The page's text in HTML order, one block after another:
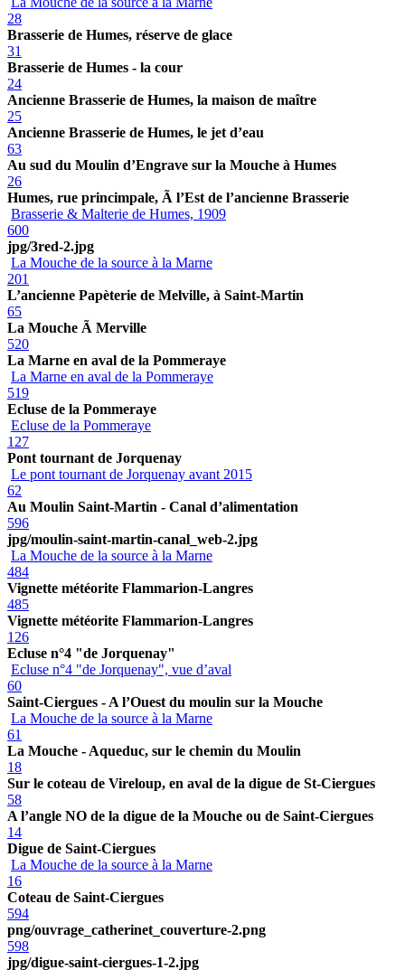
28
Brasserie de Humes, réserve de glace
31
Brasserie de Humes - la cour
24
Ancienne Brasserie de Humes, la maison de maître
25
Ancienne Brasserie de Humes, le jet d’eau
63
Au sud du Moulin d’Engrave sur la Mouche à Humes
26
Humes, rue princimpale, Ã l’Est de l’ancienne Brasserie
Brasserie & Malterie de Humes, 1909
600
jpg/3red-2.jpg
La Mouche de la source à la Marne
201
L’ancienne Papèterie de Melville, à Saint-Martin
65
La Mouche Ã Merville
520
La Marne en aval de la Pommeraye
La Marne en aval de la Pommeraye
519
Ecluse de la Pommeraye
Ecluse de la Pommeraye
127
Pont tournant de Jorquenay
Le pont tournant de Jorquenay avant 2015
62
Au Moulin Saint-Martin - Canal d’alimentation
596
jpg/moulin-saint-martin-canal_web-2.jpg
La Mouche de la source à la Marne
484
Vignette météorite Flammarion-Langres
485
Vignette météorite Flammarion-Langres
126
Ecluse n°4 "de Jorquenay"
Ecluse n°4 "de Jorquenay", vue d’aval
60
Saint-Ciergues - A l’Ouest du moulin sur la Mouche
La Mouche de la source à la Marne
61
La Mouche - Aqueduc, sur le chemin du Moulin
18
Sur le coteau de Vireloup, en aval de la digue de St-Ciergues
58
A l’angle NO de la digue de la Mouche ou de Saint-Ciergues
14
Digue de Saint-Ciergues
La Mouche de la source à la Marne
16
Coteau de Saint-Ciergues
594
png/ouvrage_catherinet_couverture-2.png
598
jpg/digue-saint-ciergues-1-2.jpg